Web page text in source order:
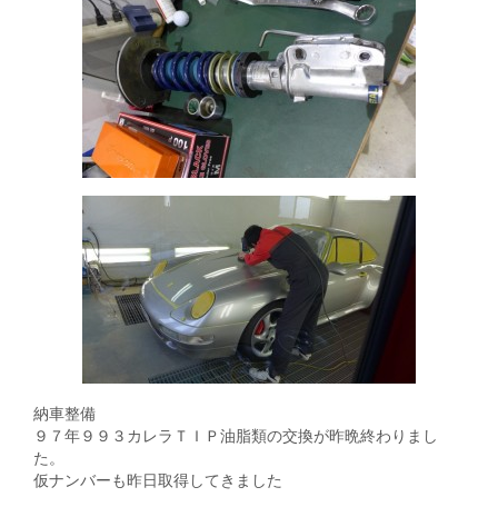
納車整備
９７年９９３カレラＴＩＰ油脂類の交換が昨晩終わりまし
た。
仮ナンバーも昨日取得してきました